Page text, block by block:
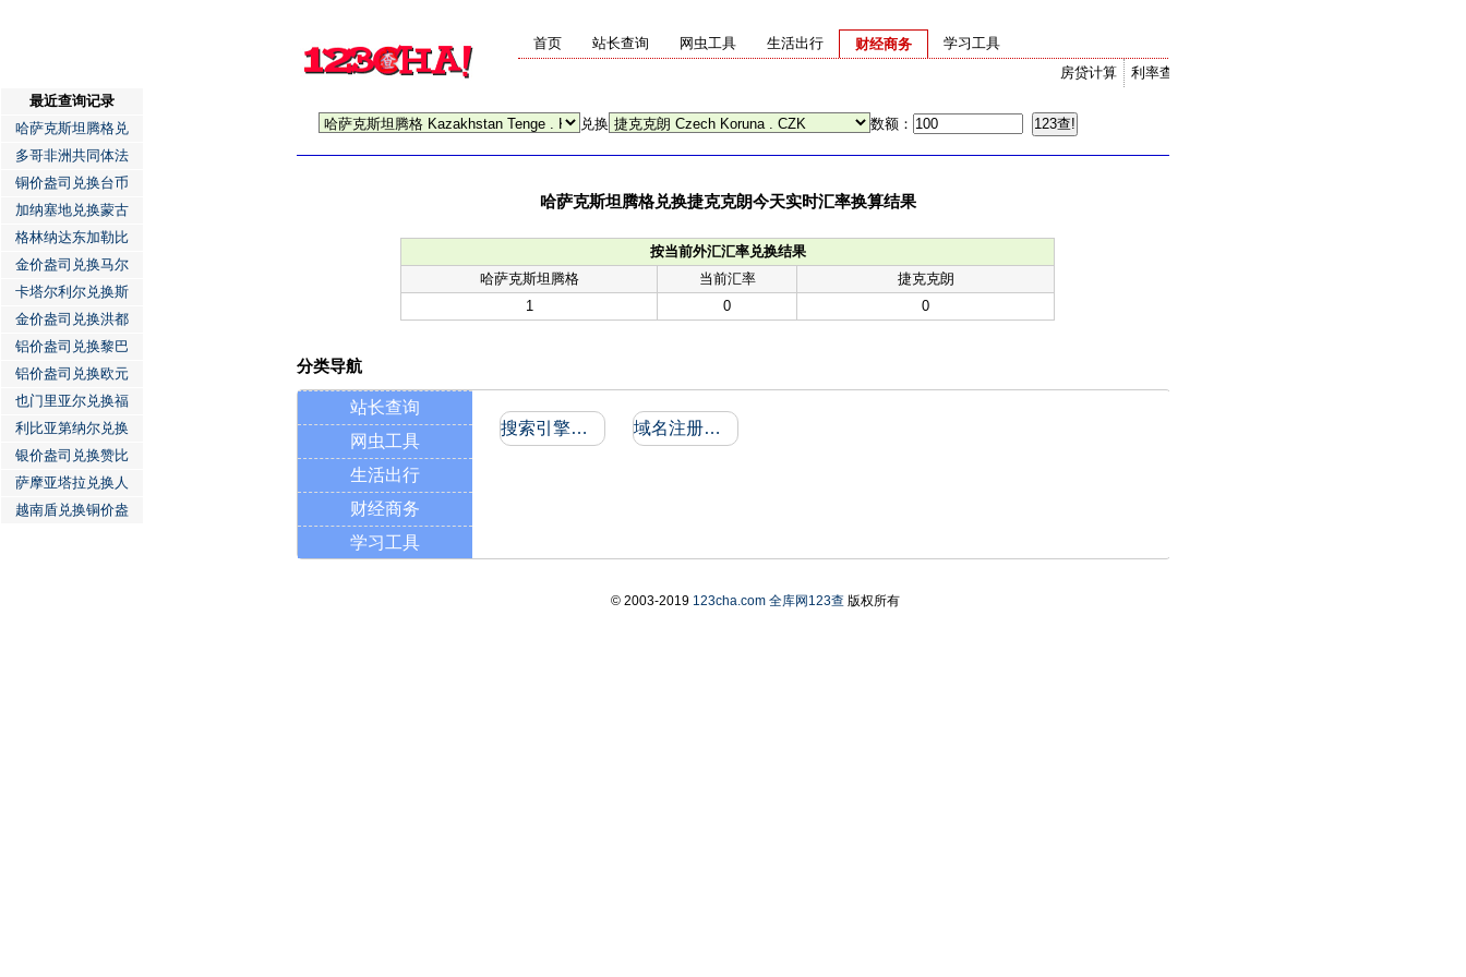
首页 站长查询 网虫工具 生活出行
财经商务
利率查询
房贷计算
学习工具
兑换 数额：
哈萨克斯坦腾格兑换捷克克朗今天实时汇率换算结果
按当前外汇汇率兑换结果
哈萨克斯坦腾格
当前汇率
捷克克朗
1
0 0
最近查询记录
哈萨克斯坦腾格兑
多哥非洲共同体法
铜价盎司兑换台币
加纳塞地兑换蒙古
格林纳达东加勒比
金价盎司兑换马尔
卡塔尔利尔兑换斯
金价盎司兑换洪都
铝价盎司兑换黎巴
铝价盎司兑换欧元
也门里亚尔兑换福
利比亚第纳尔兑换
银价盎司兑换赞比
萨摩亚塔拉兑换人
越南盾兑换铜价盎
分类导航
站长查询
网虫工具
生活出行
财经商务
学习工具
搜索引擎收录和反向链接 域名注册信息
© 2003-2019 123cha.com 全库网123查版权所有